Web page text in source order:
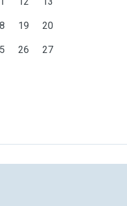
19 20
26 27